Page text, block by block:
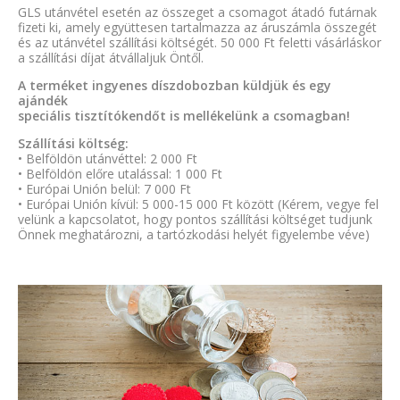
GLS utánvétel esetén az összeget a csomagot átadó futárnak
fizeti ki, amely együttesen tartalmazza az áruszámla összegét
és az utánvétel szállítási költségét. 50 000 Ft feletti vásárláskor
a szállítási díjat átvállaljuk Öntől.
A terméket ingyenes díszdobozban küldjük és egy
ajándék
speciális tisztítókendőt is mellékelünk a csomagban!
Szállítási költség:
• Belföldön utánvéttel: 2 000 Ft
• Belföldön előre utalással: 1 000 Ft
• Európai Unión belül: 7 000 Ft
• Európai Unión kívül: 5 000-15 000 Ft között (Kérem, vegye fel
velünk a kapcsolatot, hogy pontos szállítási költséget tudjunk
Önnek meghatározni, a tartózkodási helyét figyelembe véve)